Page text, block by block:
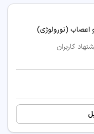
(نورولوژی)
کاربران